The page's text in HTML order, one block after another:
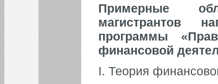
Примерные
магистрантов
программы
финансовой
I. Теория